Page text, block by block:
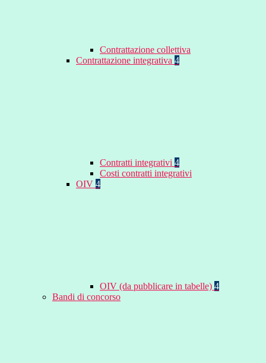
Contrattazione collettiva
Contrattazione integrativa 4
Contratti integrativi 4
Costi contratti integrativi
OIV 4
OIV (da pubblicare in tabelle) 4
Bandi di concorso